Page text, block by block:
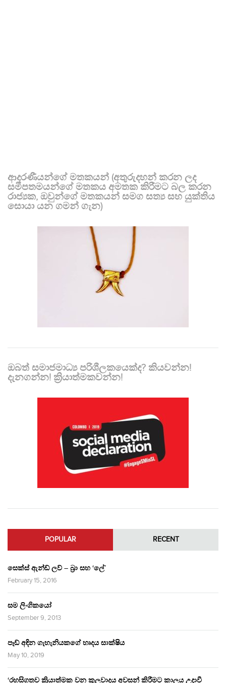
ආදරණීයන්ගේ මතකයන් (අතුරුදහන් කරන ලද
සමීපතමයන්ගේ මතකය අමතක කිරීමට බල කරන
රාජ්‍යක, ඔවුන්ගේ මතකයන් සමග සත්‍ය සහ යුක්තිය
සොයා යන ගමන් ගැන)
ඔබත් සමාජමාධ්‍ය පරිශීලකයෙක්ද? කියවන්න!
දැනගන්න! ක්‍රියාත්මකවන්න!
POPULAR RECENT
සෙක්ස් ඇන්ඩ් ලව් – බ්‍රා සහ ‘ලේ’
February 15, 2016
සම ලිංගිකයෝ
September 9, 2013
පෑඩ් අඳින ගැහැනියකගේ හෘදය සාක්ෂිය
May 10, 2019
‘රහසිගතව ක්‍රියාත්මක වන කුලවාදය අවසන් කිරීමට කාලය උදාවී